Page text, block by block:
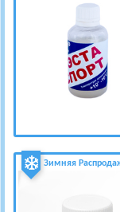
Зимняя